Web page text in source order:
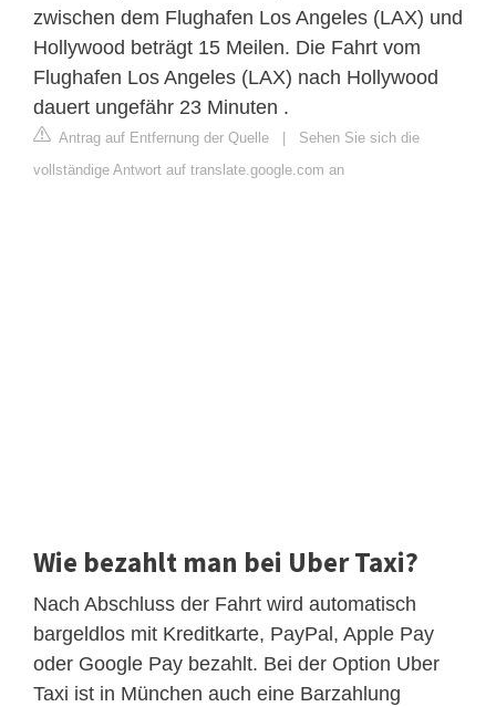
zwischen dem Flughafen Los Angeles (LAX) und
Hollywood beträgt 15 Meilen. Die Fahrt vom
Flughafen Los Angeles (LAX) nach Hollywood
dauert ungefähr 23 Minuten .
Antrag auf Entfernung der Quelle | Sehen Sie sich die
vollständige Antwort auf translate.google.com an
Wie bezahlt man bei Uber Taxi?
Nach Abschluss der Fahrt wird automatisch
bargeldlos mit Kreditkarte, PayPal, Apple Pay
oder Google Pay bezahlt. Bei der Option Uber
Taxi ist in München auch eine Barzahlung